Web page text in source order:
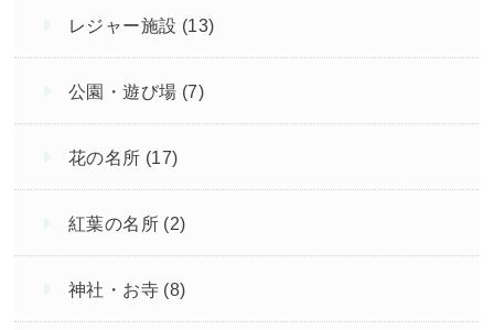
レジャー施設 (13)
公園・遊び場 (7)
花の名所 (17)
紅葉の名所 (2)
神社・お寺 (8)